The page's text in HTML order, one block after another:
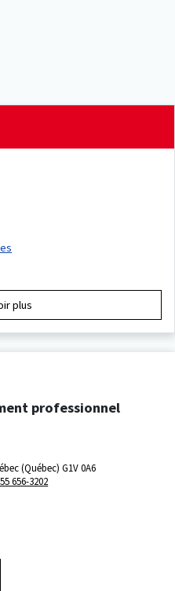
plus
professionnel
(Québec) G1V 0A6
656-3202